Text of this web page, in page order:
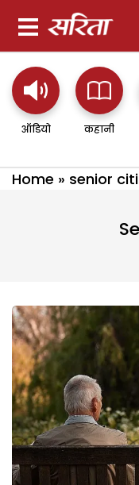
ऑडियो कहानी
Home » senior